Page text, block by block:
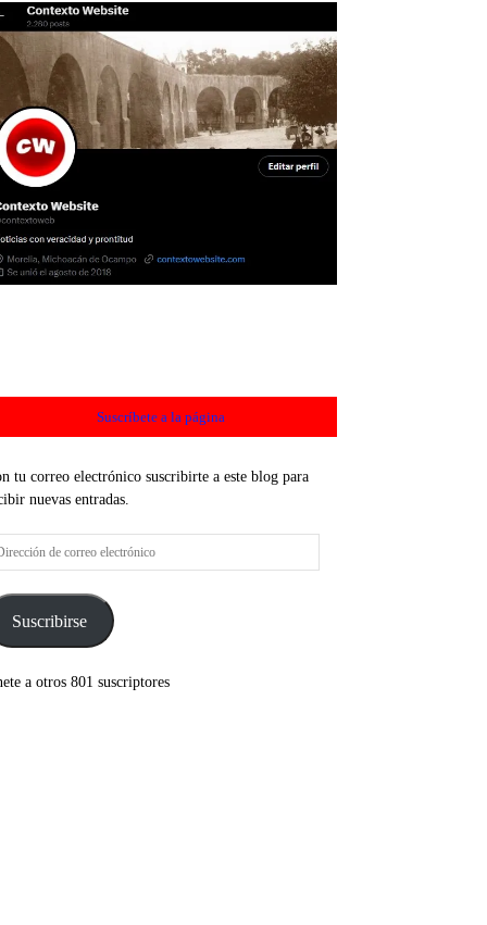
Suscríbete a la página
tu correo electrónico suscribirte a este blog para
nuevas entradas.
Suscribirse
a otros 801 suscriptores